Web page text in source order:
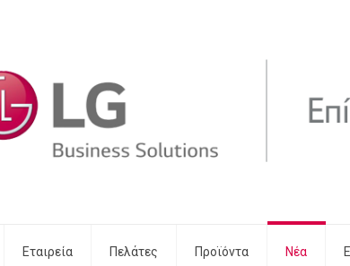
Εταιρεία Πελάτες Προϊόντα Νέα